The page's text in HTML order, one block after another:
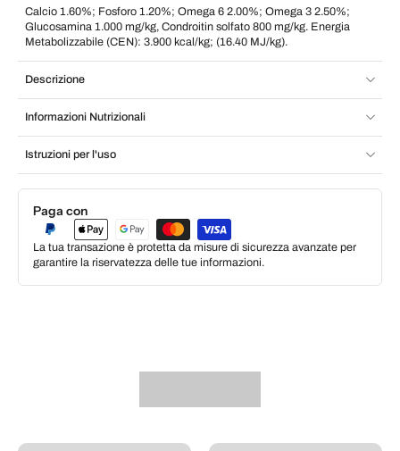
Calcio 1.60%; Fosforo 1.20%; Omega 6 2.00%; Omega 3 2.50%;
Glucosamina 1.000 mg/kg, Condroitin solfato 800 mg/kg. Energia
Metabolizzabile (CEN): 3.900 kcal/kg; (16.40 MJ/kg).
Descrizione
Informazioni Nutrizionali
Istruzioni per l'uso
Paga con
La tua transazione è protetta da misure di sicurezza avanzate per
garantire la riservatezza delle tue informazioni.